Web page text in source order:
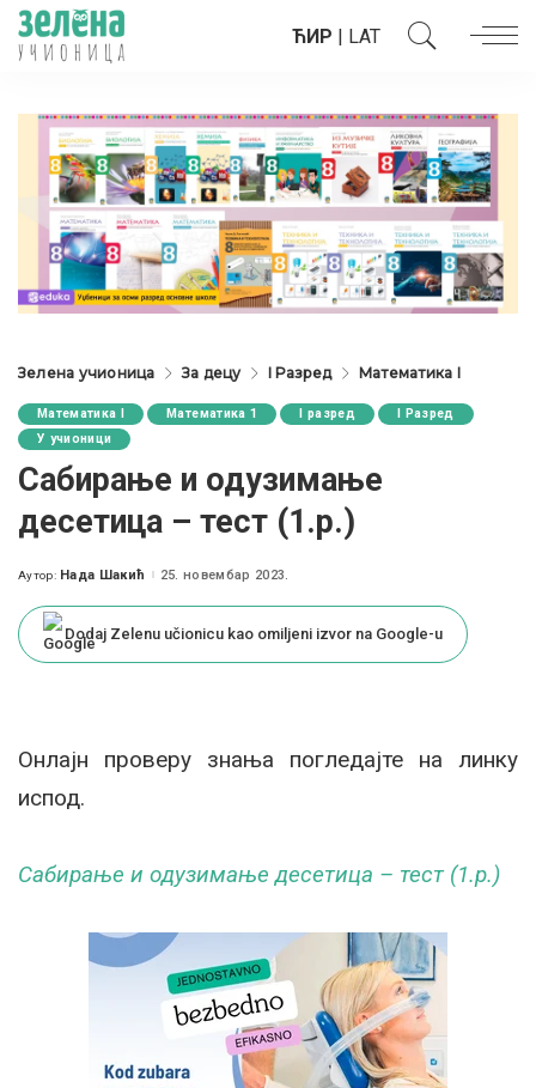
ЋИР | LAT
Зелена учионица За децу I Разред Математика I
Математика I Математика 1 I разред
I Разред
У учионици
Сабирање и одузимање
десетица – тест (1.р.)
Posted
Аутор: Нада Шакић 25. новембар 2023.
Dodaj Zelenu učionicu kao omiljeni izvor na Google-u
Онлајн проверу знања погледајте на линку
испод.
Сабирање и одузимање десетица – тест (1.р.)